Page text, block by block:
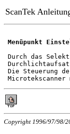
ScanTek
Menüpunkt
Durch das
Die Steuerung
Copyright 1996/97/98/